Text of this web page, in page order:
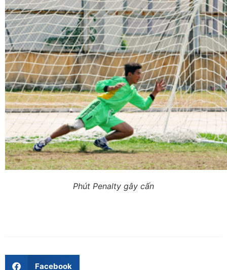
Phút Penalty gây cấn
Facebook